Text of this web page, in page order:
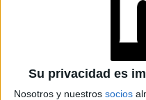
Su privacidad es
Nosotros y nuestros socios
Weekend
Look
Luz Mía